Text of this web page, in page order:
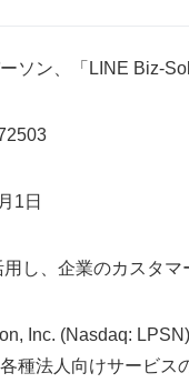
ソン、「LINE Biz-
1日
用し、企業のカスタ
Inc. (Nasdaq:
種法人向けサービス